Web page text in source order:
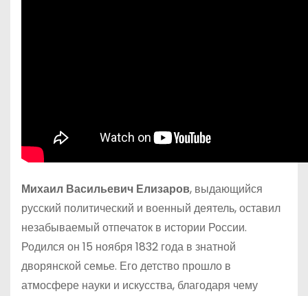
Михаил Васильевич Елизаров, выдающийся
русский политический и военный деятель, оставил
незабываемый отпечаток в истории России.
Родился он 15 ноября 1832 года в знатной
дворянской семье. Его детство прошло в
атмосфере науки и искусства, благодаря чему